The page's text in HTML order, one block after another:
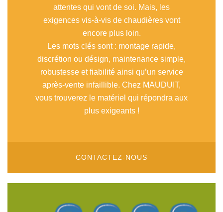
attentes qui vont de soi. Mais, les
exigences vis-à-vis de chaudières vont
encore plus loin.
Les mots clés sont : montage rapide,
discrétion ou désign, maintenance simple,
robustesse et fiabilité ainsi qu’un service
après-vente infaillible. Chez MAUDUIT,
vous trouverez le matériel qui répondra aux
plus exigeants !
CONTACTEZ-NOUS